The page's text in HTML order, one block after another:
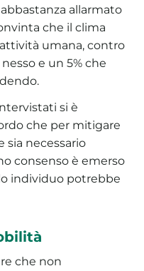
allarmato
che il clima
umana, contro
e un 5% che
si è
che per mitigare
sia necessario
consenso è emerso
individuo potrebbe
che non